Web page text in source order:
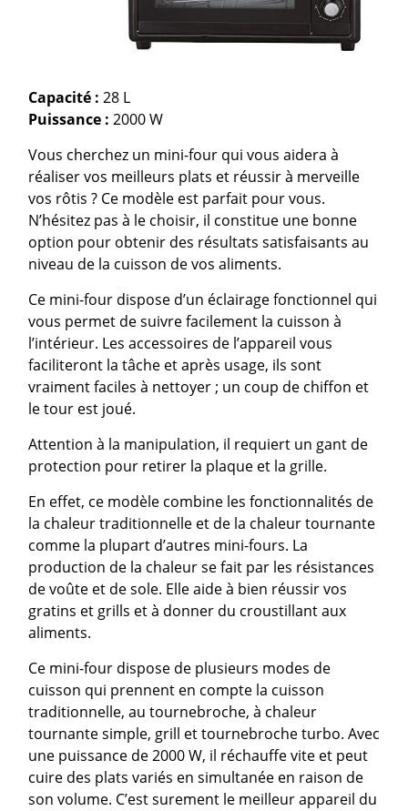
Capacité :28 L
Puissance :2000 W
Vous cherchez un mini-four qui vous aidera à
réaliser vos meilleurs plats et réussir à merveille
vos rôtis ? Ce modèle est parfait pour vous.
N’hésitez pas à le choisir, il constitue une bonne
option pour obtenir des résultats satisfaisants au
niveau de la cuisson de vos aliments.
Ce mini-four dispose d’un éclairage fonctionnel qui
vous permet de suivre facilement la cuisson à
l’intérieur. Les accessoires de l’appareil vous
faciliteront la tâche et après usage, ils sont
vraiment faciles à nettoyer ; un coup de chiffon et
le tour est joué.
Attention à la manipulation, il requiert un gant de
protection pour retirer la plaque et la grille.
En effet, ce modèle combine les fonctionnalités de
la chaleur traditionnelle et de la chaleur tournante
comme la plupart d’autres mini-fours. La
production de la chaleur se fait par les résistances
de voûte et de sole. Elle aide à bien réussir vos
gratins et grills et à donner du croustillant aux
aliments.
Ce mini-four dispose de plusieurs modes de
cuisson qui prennent en compte la cuisson
traditionnelle, au tournebroche, à chaleur
tournante simple, grill et tournebroche turbo. Avec
une puissance de 2000 W, il réchauffe vite et peut
cuire des plats variés en simultanée en raison de
son volume. C’est surement le meilleur appareil du